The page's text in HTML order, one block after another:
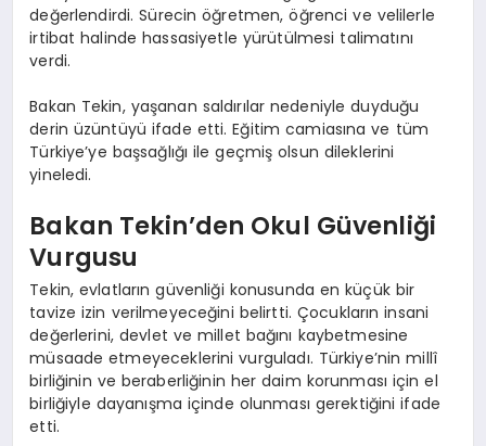
değerlendirdi. Sürecin öğretmen, öğrenci ve velilerle
irtibat halinde hassasiyetle yürütülmesi talimatını
verdi.
Bakan Tekin, yaşanan saldırılar nedeniyle duyduğu
derin üzüntüyü ifade etti. Eğitim camiasına ve tüm
Türkiye’ye başsağlığı ile geçmiş olsun dileklerini
yineledi.
Bakan Tekin’den Okul Güvenliği
Vurgusu
Tekin, evlatların güvenliği konusunda en küçük bir
tavize izin verilmeyeceğini belirtti. Çocukların insani
değerlerini, devlet ve millet bağını kaybetmesine
müsaade etmeyeceklerini vurguladı. Türkiye’nin millî
birliğinin ve beraberliğinin her daim korunması için el
birliğiyle dayanışma içinde olunması gerektiğini ifade
etti.